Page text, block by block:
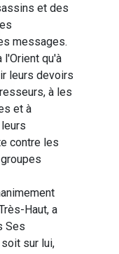
et des
messages.
l'Orient qu'à
leurs devoirs
à les
et à
contre les
Haut, a
Ses
sur lui,